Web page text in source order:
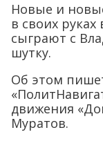
Новые и
в своих
сыграют с
шутку.
Об этом
движения
Муратов.